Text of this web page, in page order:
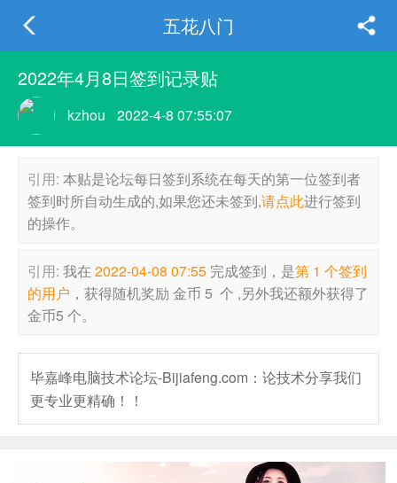
五花八门
2022年4月8日签到记录贴
kzhou 2022-4-8 07:55:07
引用: 本贴是论坛每日签到系统在每天的第一位签到者
签到时所自动生成的,如果您还未签到,请点此进行签到
的操作。
引用: 我在 2022-04-08 07:55 完成签到，是第 1 个签到
的用户 ，获得随机奖励 金币 5 个 ,另外我还额外获得了
金币5 个。
毕嘉峰电脑技术论坛-Bijiafeng.com：论技术分享我们
更专业更精确！！